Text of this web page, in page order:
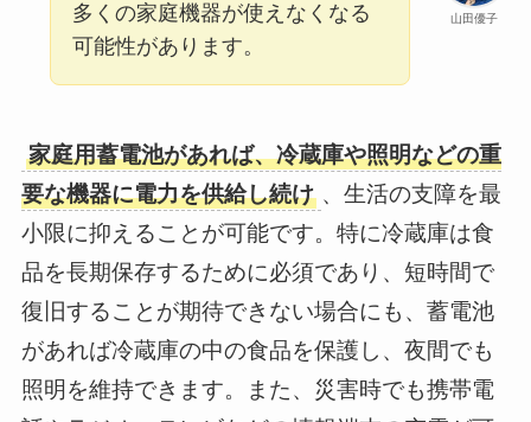
山田優子
多くの家庭機器が使えなくなる
可能性があります。
家庭用蓄電池があれば、冷蔵庫や照明などの重
要な機器に電力を供給し続け 、生活の支障を最
小限に抑えることが可能です。特に冷蔵庫は食
品を長期保存するために必須であり、短時間で
復旧することが期待できない場合にも、蓄電池
があれば冷蔵庫の中の食品を保護し、夜間でも
照明を維持できます。また、災害時でも携帯電